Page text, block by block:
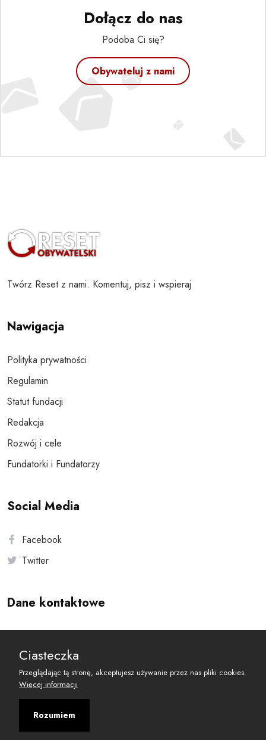
Dołącz do nas
Podoba Ci się?
Obywateluj z nami
Twórz Reset z nami. Komentuj, pisz i wspieraj
Nawigacja
Polityka prywatności
Regulamin
Statut fundacji
Redakcja
Rozwój i cele
Fundatorki i Fundatorzy
Social Media
Facebook
Twitter
Dane kontaktowe
reset@resetobywatelski.pl
Ciasteczka
Przeglądając tą stronę, akceptujesz używanie przez nas pliki cookies.
Więcej informacji
Rozumiem